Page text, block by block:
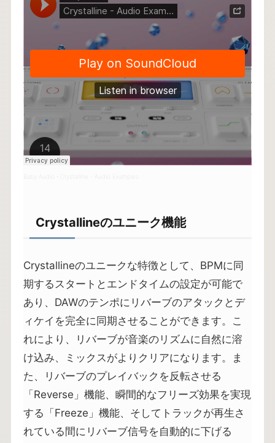
·
Crystallineのユニーク機能
Crystallineのユニークな特徴として、BPMに同
期するスタートとエンドタイムの設定が可能で
あり、DAWのテンポにリバーブのアタックとデ
ィケイを完全に同期させることができます。こ
れにより、リバーブが音楽のリズムに自然に溶
け込み、ミックスがよりクリアになります。ま
た、リバーブのプレイバックを反転させる
「Reverse」機能、瞬間的なフリーズ効果を実現
する「Freeze」機能、そしてトラックが再生さ
れている間にリバーブ信号を自動的に下げる